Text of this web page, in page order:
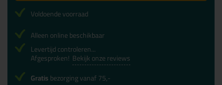
Voldoende voorraad
Alleen online beschikbaar
Levertijd controleren...
Afgesproken! Bekijk onze reviews
Gratisbezorging vanaf 75,-